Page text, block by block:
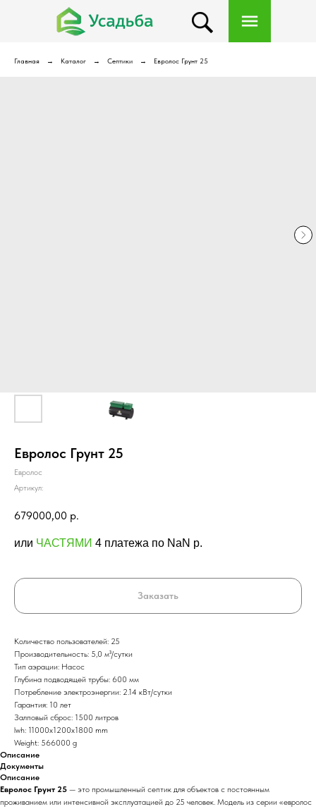
Главная Каталог Септики Евролос Грунт 25
Евролос Грунт 25
Евролос
Артикул:
679000,00 р.
или ЧАСТЯМИ 4 платежа по NaN p.
Заказать
Количество пользователей: 25
Производительность: 5,0 м³/сутки
Тип аэрации: Насос
Глубина подводящей трубы: 600 мм
Потребление электроэнергии: 2.14 кВт/сутки
Гарантия: 10 лет
Залповый сброс: 1500 литров
lwh: 11000x1200x1800 mm
Weight: 566000 g
Описание
Документы
Описание
Евролос Грунт 25 — это промышленный септик для объектов с постоянным
проживанием или интенсивной эксплуатацией до 25 человек. Модель из серии «евролос